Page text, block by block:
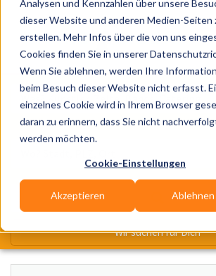
Analysen und Kennzahlen über unsere
dieser Website und anderen Medien-Seiten
erstellen. Mehr Infos über die von uns
Cookies finden Sie in unserer
Wenn Sie ablehnen, werden Ihre
beim Besuch dieser Website nicht erfasst.
einzelnes Cookie wird in Ihrem Browser
daran zu erinnern, dass Sie nicht
werden möchten.
Cookie-Einstellungen
Akzeptieren Ablehnen
Was?
Wir suchen für Dich